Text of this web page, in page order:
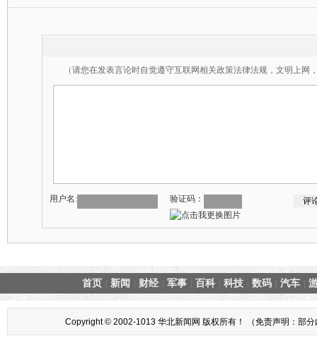
（请您在发表言论时自觉遵守互联网相关政策法律法规，文明上网
用户名: 验证码：
首页 新闻 财经 军事 百科 科技 数码 汽车
Copyright © 2002-1013 华北新闻网 版权所有！ （免责声明：部